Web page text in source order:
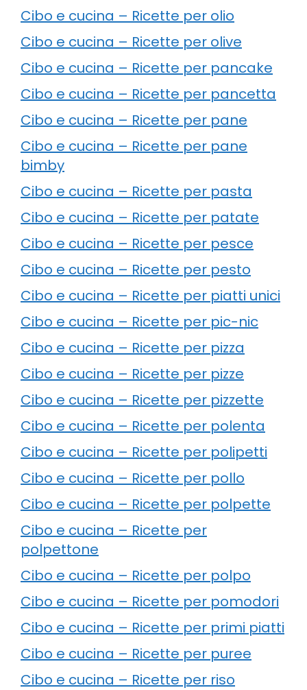
Cibo e cucina – Ricette per olio
Cibo e cucina – Ricette per olive
Cibo e cucina – Ricette per pancake
Cibo e cucina – Ricette per pancetta
Cibo e cucina – Ricette per pane
Cibo e cucina – Ricette per pane
bimby
Cibo e cucina – Ricette per pasta
Cibo e cucina – Ricette per patate
Cibo e cucina – Ricette per pesce
Cibo e cucina – Ricette per pesto
Cibo e cucina – Ricette per piatti unici
Cibo e cucina – Ricette per pic-nic
Cibo e cucina – Ricette per pizza
Cibo e cucina – Ricette per pizze
Cibo e cucina – Ricette per pizzette
Cibo e cucina – Ricette per polenta
Cibo e cucina – Ricette per polipetti
Cibo e cucina – Ricette per pollo
Cibo e cucina – Ricette per polpette
Cibo e cucina – Ricette per
polpettone
Cibo e cucina – Ricette per polpo
Cibo e cucina – Ricette per pomodori
Cibo e cucina – Ricette per primi piatti
Cibo e cucina – Ricette per puree
Cibo e cucina – Ricette per riso